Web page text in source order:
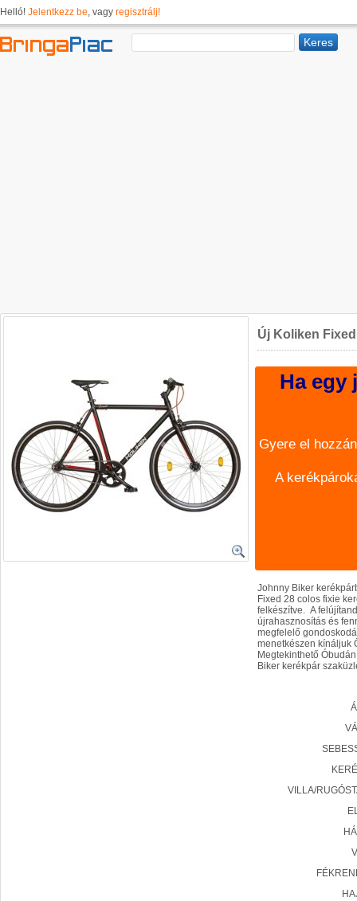
Helló! Jelentkezz be, vagy regisztrálj!
Új Koliken
Ha egy
Gyere el
A
Johnny Biker
Fixed 28 colos fixie
felkészítve. A
újrahasznosítás és
megfelelő
menetkészen kínáljuk
Megtekinthető
Biker kerékpár
VILLA/